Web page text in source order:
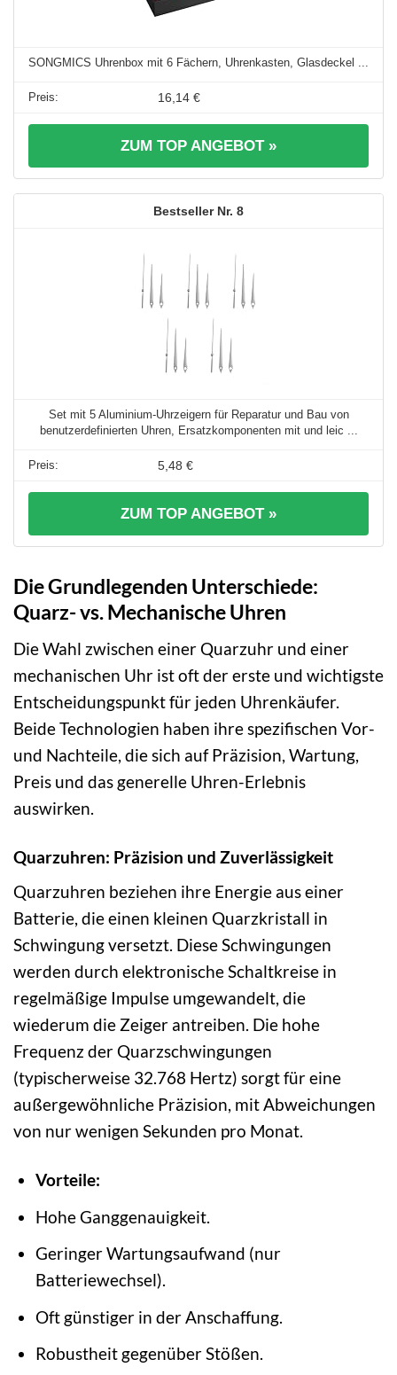
SONGMICS Uhrenbox mit 6 Fächern, Uhrenkasten, Glasdeckel ...
16,14 €
ZUM TOP ANGEBOT »
8
Set mit 5 Aluminium-Uhrzeigern für Reparatur und Bau von
benutzerdefinierten Uhren, Ersatzkomponenten mit und leic ...
5,48 €
ZUM TOP ANGEBOT »
Die Grundlegenden Unterschiede:
Quarz- vs. Mechanische Uhren
Die Wahl zwischen einer Quarzuhr und einer
mechanischen Uhr ist oft der erste und wichtigste
Entscheidungspunkt für jeden Uhrenkäufer.
Beide Technologien haben ihre spezifischen Vor-
und Nachteile, die sich auf Präzision, Wartung,
Preis und das generelle Uhren-Erlebnis
auswirken.
Quarzuhren: Präzision und Zuverlässigkeit
Quarzuhren beziehen ihre Energie aus einer
Batterie, die einen kleinen Quarzkristall in
Schwingung versetzt. Diese Schwingungen
werden durch elektronische Schaltkreise in
regelmäßige Impulse umgewandelt, die
wiederum die Zeiger antreiben. Die hohe
Frequenz der Quarzschwingungen
(typischerweise 32.768 Hertz) sorgt für eine
außergewöhnliche Präzision, mit Abweichungen
von nur wenigen Sekunden pro Monat.
Vorteile:
Hohe Ganggenauigkeit.
Geringer Wartungsaufwand (nur
Batteriewechsel).
Oft günstiger in der Anschaffung.
Robustheit gegenüber Stößen.